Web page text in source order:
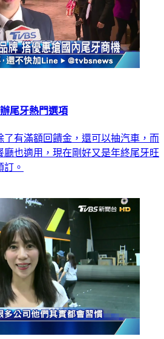
尾牙熱門選項
有滿額回饋金，還可以抽汽車，而
也適用，現在剛好又是年終尾牙旺
。